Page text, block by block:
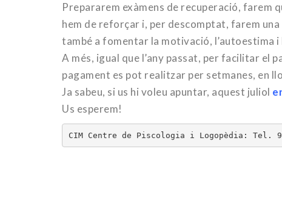
Prepararem exàmens de recuperació, farem
hem de reforçar i, per descomptat, farem una
també a fomentar la motivació, l’autoestima i
A més, igual que l’any passat, per facilitar el
pagament es pot realitzar per setmanes, en
Ja sabeu, si us hi voleu apuntar, aquest juliol
Us esperem!
CIM Centre de Piscologia i Logopèdia: Tel.